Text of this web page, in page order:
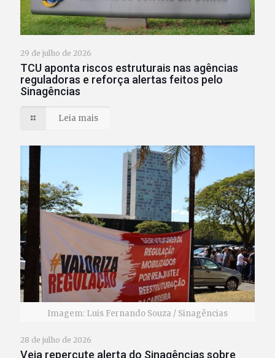
29 de julho de 2026
TCU aponta riscos estruturais nas agências
reguladoras e reforça alertas feitos pelo
Sinagências
Leia mais
Imagem: Luis Fernando Souza / Sinagências
28 de julho de 2026
Veja repercute alerta do Sinagências sobre